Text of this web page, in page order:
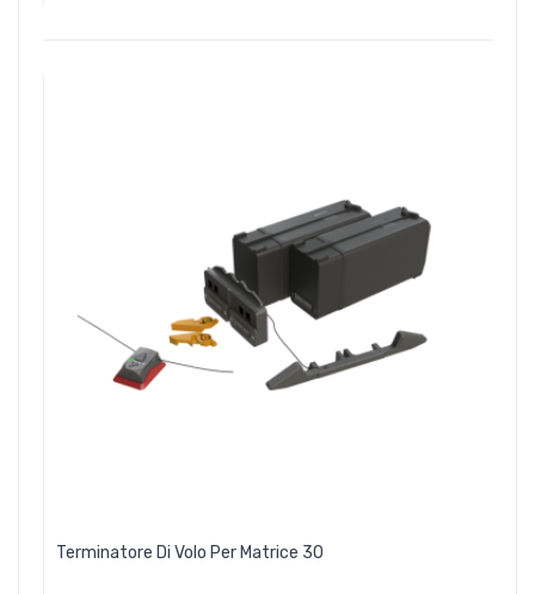
Terminatore Di Volo Per Matrice 30